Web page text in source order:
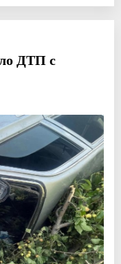
ДТП с